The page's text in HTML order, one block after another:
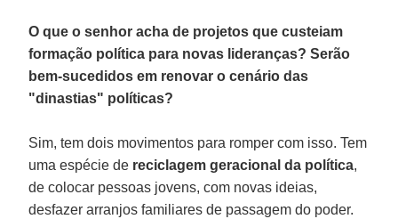
O que o senhor acha de projetos que custeiam
formação política para novas lideranças? Serão
bem-sucedidos em renovar o cenário das
"dinastias" políticas?
Sim, tem dois movimentos para romper com isso. Tem
uma espécie de reciclagem geracional da política,
de colocar pessoas jovens, com novas ideias,
desfazer arranjos familiares de passagem do poder.